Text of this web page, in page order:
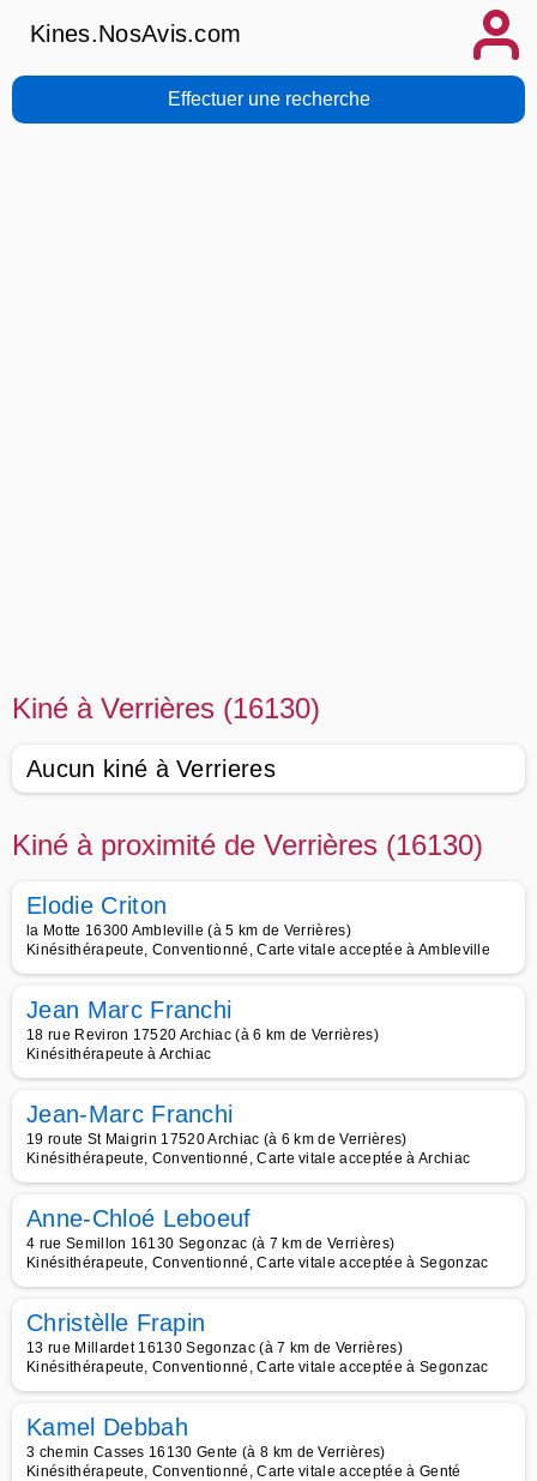
Kines.NosAvis.com
Effectuer une recherche
Kiné à Verrières (16130)
Aucun kiné à Verrieres
Kiné à proximité de Verrières (16130)
Elodie Criton
la Motte 16300 Ambleville (à 5 km de Verrières)
Kinésithérapeute, Conventionné, Carte vitale acceptée à Ambleville
Jean Marc Franchi
18 rue Reviron 17520 Archiac (à 6 km de Verrières)
Kinésithérapeute à Archiac
Jean-Marc Franchi
19 route St Maigrin 17520 Archiac (à 6 km de Verrières)
Kinésithérapeute, Conventionné, Carte vitale acceptée à Archiac
Anne-Chloé Leboeuf
4 rue Semillon 16130 Segonzac (à 7 km de Verrières)
Kinésithérapeute, Conventionné, Carte vitale acceptée à Segonzac
Christèlle Frapin
13 rue Millardet 16130 Segonzac (à 7 km de Verrières)
Kinésithérapeute, Conventionné, Carte vitale acceptée à Segonzac
Kamel Debbah
3 chemin Casses 16130 Gente (à 8 km de Verrières)
Kinésithérapeute, Conventionné, Carte vitale acceptée à Genté